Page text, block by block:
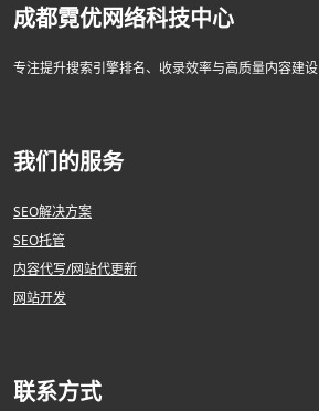
成都霓优网络科技中心
专注提升搜索引擎排名、收录效率与高质量内容建设
我们的服务
SEO解决方案
SEO托管
内容代写/网站代更新
网站开发
联系方式